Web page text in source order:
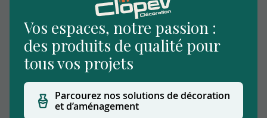
Nous vous accueillons dans notre établissement
situé à Beuvry-la-Forêt, notre showroom
Vos espaces, notre passion :
des produits de qualité pour
tous vos projets
Parcourez nos solutions de décoration
et d’aménagement